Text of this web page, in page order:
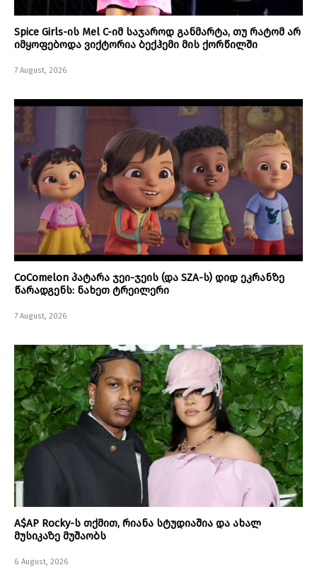
Spice Girls-ის Mel C-იმ საჯაროდ განმარტა, თუ რატომ არ
იმყოფებოდა ვიქტორია ბექჰემი მის ქორწილში
7 August, 2026
CoComelon პატარა ჯეი-ჯეის (და SZA-ს) დიდ ეკრანზე
წარადგენს: ნახეთ ტრეილერი
7 August, 2026
A$AP Rocky-ს თქმით, რიანა სტუდიაშია და ახალ
მუსიკაზე მუშაობს
6 August, 2026